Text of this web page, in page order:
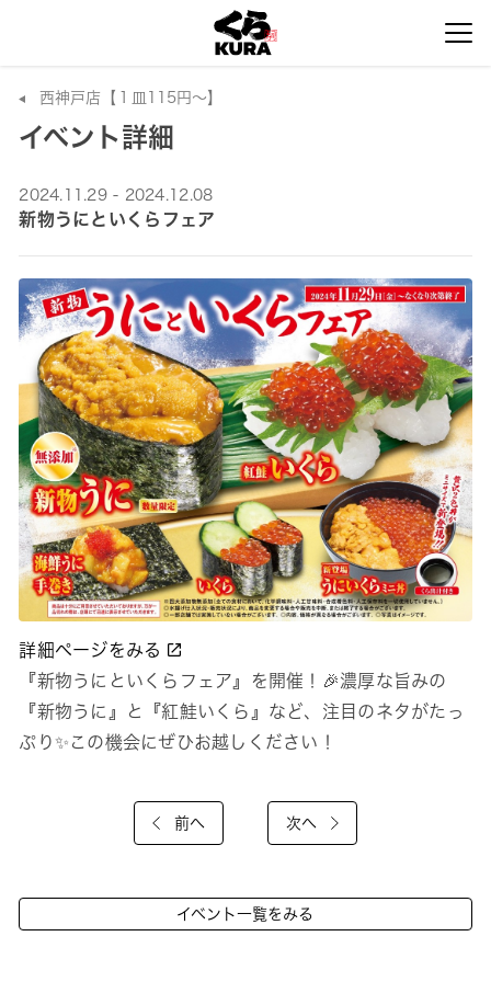
西神戸店【１皿115円～】
イベント詳細
2024.11.29 - 2024.12.08
新物うにといくらフェア
詳細ページをみる
『新物うにといくらフェア』を開催！🎉濃厚な旨みの
『新物うに』と『紅鮭いくら』など、注目のネタがたっ
ぷり✨この機会にぜひお越しください！
前へ 次へ
イベント一覧をみる